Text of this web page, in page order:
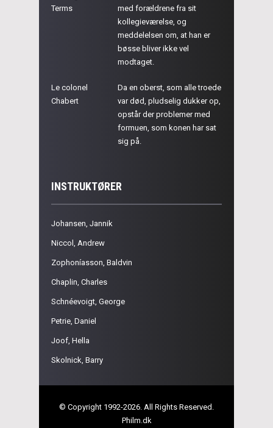
Terms
med forældrene fra sit
kollegieværelse, og
meddelelsen om, at han er
bøsse bliver ikke vel
modtaget.
Le colonel
Chabert
Da en oberst, som alle troede
var død, pludselig dukker op,
opstår der problemer med
formuen, som konen har sat
sig på.
INSTRUKTØRER
Johansen, Jannik
Niccol, Andrew
Zophoníasson, Baldvin
Chaplin, Charles
Schnéevoigt, George
Petrie, Daniel
Joof, Hella
Skolnick, Barry
© Copyright 1992-2026. All Rights Reserved.
Philm.dk